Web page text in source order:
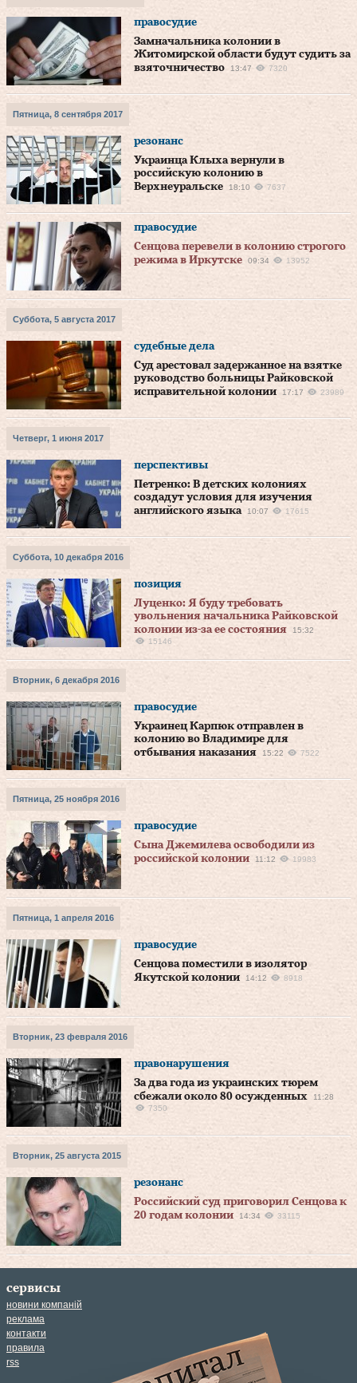
правосудие
Замначальника колонии в
Житомирской области будут судить за
взяточничество
13:47 7320
Пятница, 8 сентября 2017
резонанс
Украинца Клыха вернули в
российскую колонию в
Верхнеуральске
18:10 7637
правосудие
Сенцова перевели в колонию строгого
режима в Иркутске
09:34 13952
Суббота, 5 августа 2017
судебные дела
Суд арестовал задержанное на взятке
руководство больницы Райковской
исправительной колонии
17:17 23989
Четверг, 1 июня 2017
перспективы
Петренко: В детских колониях
создадут условия для изучения
английского языка
10:07 17615
Суббота, 10 декабря 2016
позиция
Луценко: Я буду требовать
увольнения начальника Райковской
колонии из-за ее состояния
15:32
15146
Вторник, 6 декабря 2016
правосудие
Украинец Карпюк отправлен в
колонию во Владимире для
отбывания наказания
15:22 7522
Пятница, 25 ноября 2016
правосудие
Сына Джемилева освободили из
российской колонии
11:12 19983
Пятница, 1 апреля 2016
правосудие
Сенцова поместили в изолятор
Якутской колонии
14:12 8918
Вторник, 23 февраля 2016
правонарушения
За два года из украинских тюрем
сбежали около 80 осужденных
11:28
7350
Вторник, 25 августа 2015
резонанс
Российский суд приговорил Сенцова к
20 годам колонии
14:34 33115
сервисы
новини компаній
реклама
контакти
правила
rss